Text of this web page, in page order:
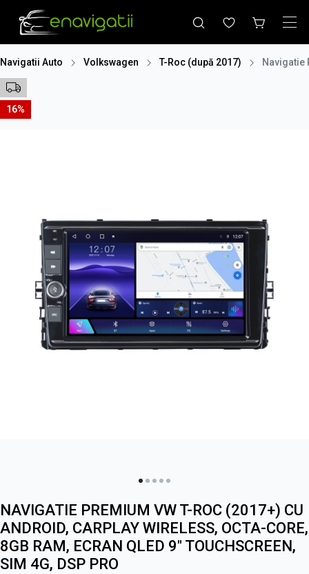
Navigatii Auto Volkswagen T-Roc (după 2017) Navigatie
16%
NAVIGATIE PREMIUM VW T-ROC (2017+) CU
ANDROID, CARPLAY WIRELESS, OCTA-CORE,
8GB RAM, ECRAN QLED 9" TOUCHSCREEN,
SIM 4G, DSP PRO